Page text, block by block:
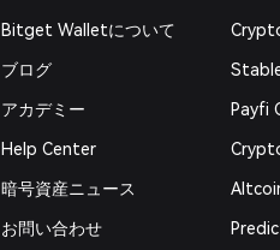
Bitget Walletについて
ブログ
アカデミー
Help Center
暗号資産ニュース
お問い合わせ
Payfi